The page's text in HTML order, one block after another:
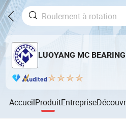
LUOYANG MC
AccueilProduitEntreprise